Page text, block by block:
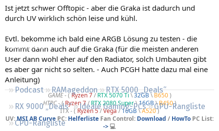
Neue Beiträge
Leserartikel
Regeln
Podcast RAMageddon
RTX 5000 „Deals“
RX 9000 „Deals“
Ideale Gaming-PCs
GPU-Rangliste
CPU-Rangliste
Ist jetzt schwer Offtopic - aber die Graka ist dadurch und
durch UV wirklich schön leise und kühl.
Evtl. bekomme ich bald eine ARGB Lösung zu testen - die
kommt dann auch auf die Graka (für die meisten anderen
User dann wohl eher auf den Radiator, solch Umbauten gibt
es aber gar nicht so selten. - Auch PCGH hatte dazu mal eine
Anleitung)
GAME- (Ryzen 7/RTX 5070 Ti \32GB\B650)
HTPC -(Ryzen 7/ RTX 2080 Super\16GB\B450)
ITX - (Ryzen 5/Vega/16GB\A520)
UV:MSI AB Curve PC: Helferliste Fan Control: Download / HowTo PC List:
->💻